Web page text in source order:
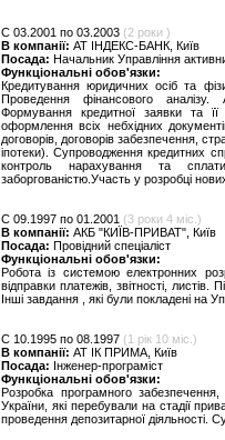
C 03.2001 по 03.2003 (2 роки )
В компанії: АТ ІНДЕКС-БАНК, Київ
Посада: Начальник Управління
Функціональні обов'язки:
Кредитування юридичних осіб та
Проведення фінансового аналізу.
Формування кредитної заявки та її
оформлення всіх небхідних
договорів, договорів забезпечення,
іпотеки). Супроводження кредитних
контроль нарахування та
заборгованістю.Участь у розробці
C 09.1997 по 01.2001 (3 роки 4 міс.)
В компанії: АКБ "КИЇВ-ПРИВАТ", Київ
Посада: Провідний спеціаліст
Функціональні обов'язки:
Робота із системою електронних
відправки платежів, звітності,
Інші завдання , які були покладені на
C 10.1995 по 08.1997 (1 рік 10 міс.)
В компанії: АТ ІК ПРИМА, Київ
Посада: Інженер-програміст
Функціональні обов'язки:
Розробка програмного
України, які перебували на стадії
проведення депозитарної діяльності.